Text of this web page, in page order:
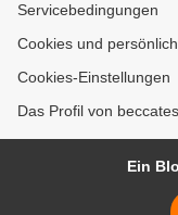
Servicebedingungen
Cookies und
Cookies-Einstellungen
Das Profil von
Ein